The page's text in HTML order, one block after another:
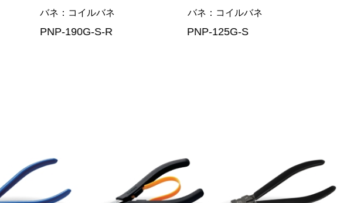
バネ
コイルバネ
PNP-125G-S
バネ
コイルバネ
PNP-190G-S